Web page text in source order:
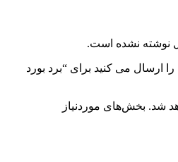
نوشته نشده است.
ارسال می کنید برای “برد بورد
شد. بخش‌های موردنیاز